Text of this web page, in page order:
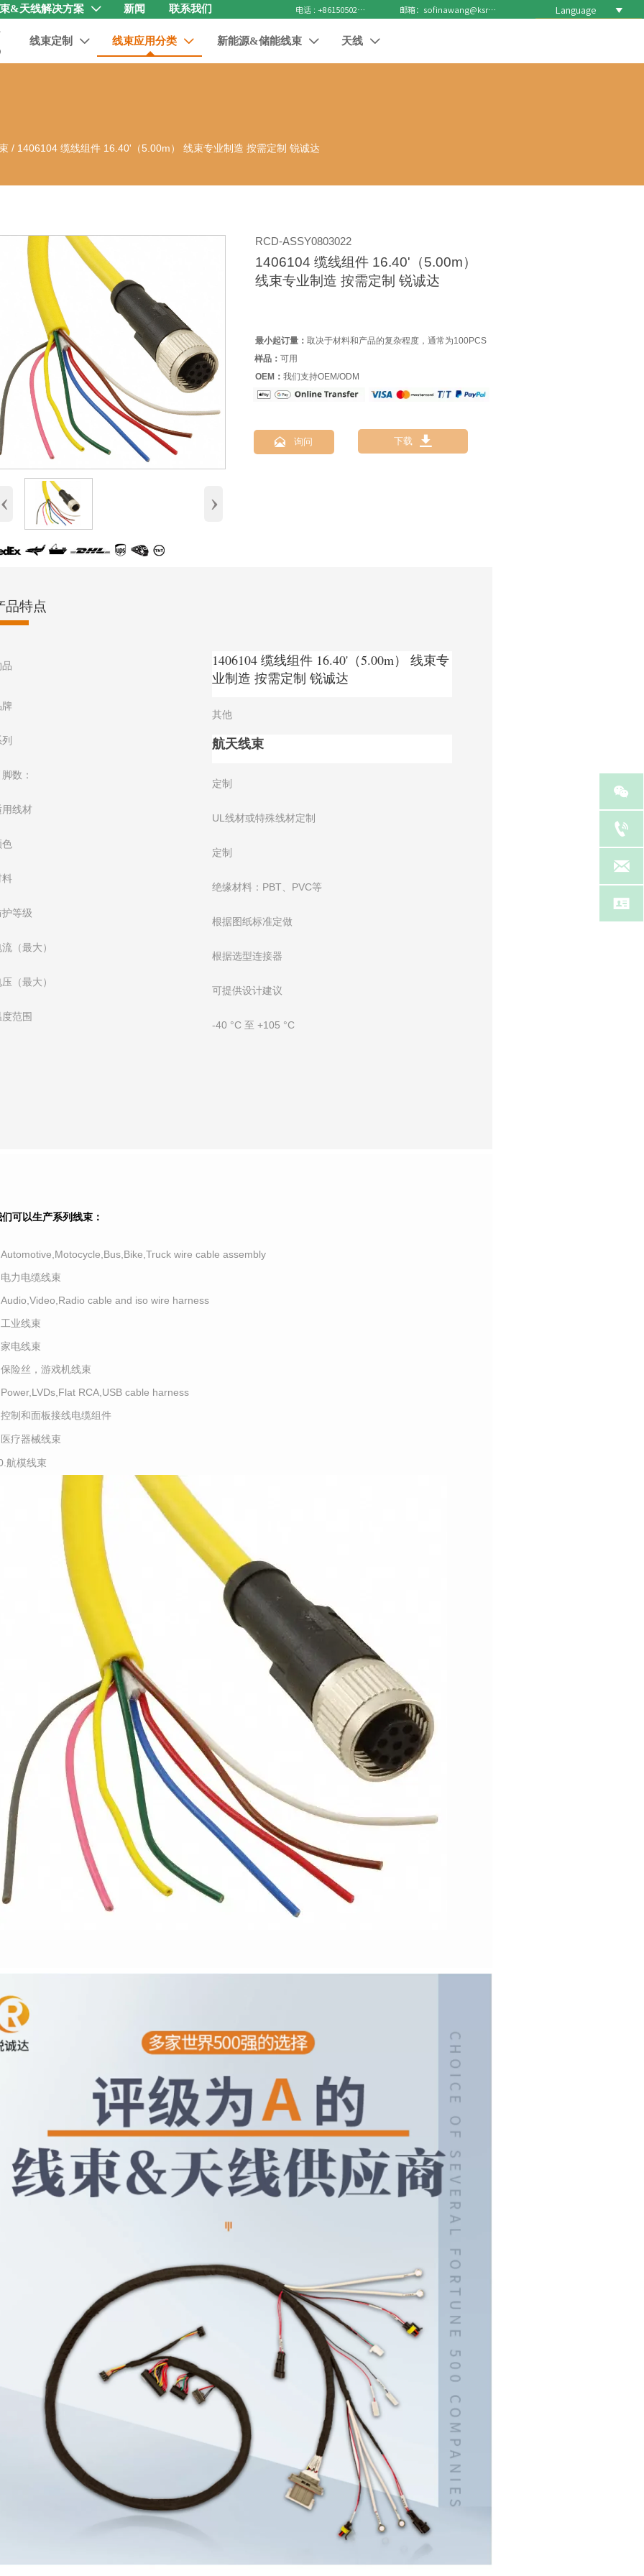
&天线解决方案  新闻 联系我们 电话 : +8615050271688 邮箱：sofinawang@ksrcd.com Language 
线束定制  线束应用分类  新能源&储能线束  天线 
/ 1406104 缆线组件 16.40'（5.00m） 线束专业制造 按需定制 锐诚达
‹ ›
RCD-ASSY0803022
1406104 缆线组件 16.40'（5.00m）
线束专业制造 按需定制 锐诚达
最小起订量： 取决于材料和产品的复杂程度，通常为100PCS
样品：可用
OEM： 我们支持OEM/ODM
 询问 下载 
品特点
品
1406104 缆线组件 16.40'（5.00m） 线束专
业制造 按需定制 锐诚达
牌
其他
航天线束
数：
定制
用线材
UL线材或特殊线材定制
色
定制
料
绝缘材料：PBT、PVC等
护等级
根据图纸标准定做
（最大）
根据选型连接器
（最大）
可提供设计建议
度范围
-40 °C 至 +105 °C
可以生产系列线束：
wire cable assembly
力电缆线束
cable and iso wire harness
业线束
电线束
险丝，游戏机线束
RCA,USB cable harness
制和面板接线电缆组件
疗器械线束
航模线束



